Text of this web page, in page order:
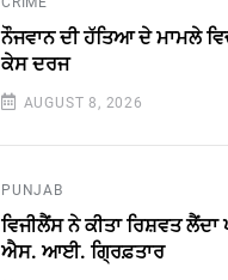
ਨੌਜਵਾਨ ਦੀ ਹੱਤਿਆ ਦੇ ਮਾਮਲੇ
ਕੇਸ ਦਰਜ
AUGUST 8, 2026
PUNJAB
ਵਿਜੀਲੈਂਸ ਨੇ ਕੀਤਾ ਰਿਸ਼ਵਤ
ਐਸ. ਆਈ. ਗ੍ਰਿਫ਼ਤਾਰ